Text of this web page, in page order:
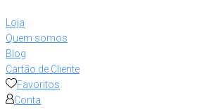
Loja
Quem somos
Blog
Cartão de Cliente
Favoritos
Conta